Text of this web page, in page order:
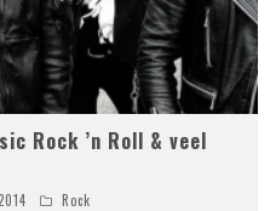
Rock ’n Roll & veel
Rock